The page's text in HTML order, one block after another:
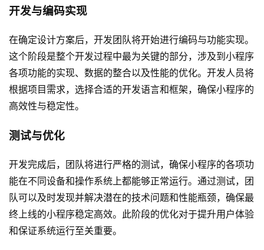
开发与编码实现
在确定设计方案后，开发团队将开始进行编码与功能实现。
这个阶段是整个开发过程中最为关键的部分，涉及到小程序
各项功能的实现、数据的整合以及性能的优化。开发人员将
根据项目需求，选择合适的开发语言和框架，确保小程序的
高效性与稳定性。
测试与优化
开发完成后，团队将进行严格的测试，确保小程序的各项功
能在不同设备和操作系统上都能够正常运行。通过测试，团
队可以及时发现并解决潜在的技术问题和性能瓶颈，确保最
终上线的小程序稳定高效。此阶段的优化对于提升用户体验
和保证系统运行至关重要。